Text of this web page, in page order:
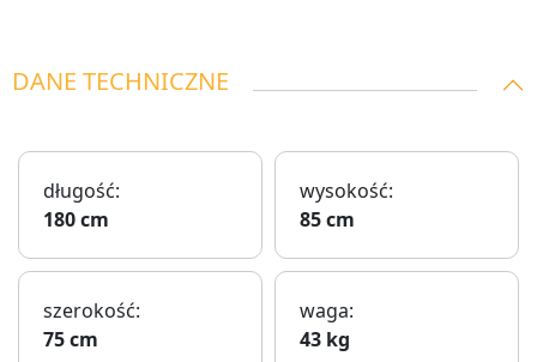
DANE TECHNICZNE
długość:
180 cm
wysokość:
85 cm
szerokość:
75 cm
waga:
43 kg